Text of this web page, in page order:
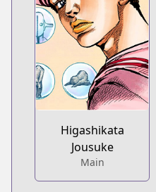
Higashikata
Jousuke
Main